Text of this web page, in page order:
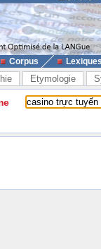
Corpus
Etymologie